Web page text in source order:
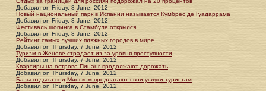
Добавил on Friday, 8 June. 2012
Новый национальный парк в Испании называется Кумбрес де Гуадаррама
Добавил on Friday, 8 June. 2012
Фестиваль шопинга в Стамбуле открылся
Добавил on Friday, 8 June. 2012
Рейтинг самых лучших пляжных городов в мире
Добавил on Thursday, 7 June. 2012
Туризм в Женеве страдает из-за уровня преступности
Добавил on Thursday, 7 June. 2012
Квартиры на острове Пинанг продолжают дорожать
Добавил on Thursday, 7 June. 2012
Базы отдыха под Минском предлагают свои услуги туристам
Добавил on Thursday, 7 June. 2012